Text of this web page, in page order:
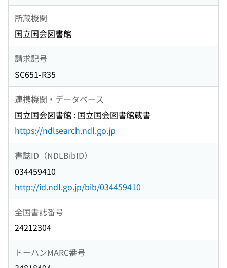
所蔵機関
国立国会図書館
請求記号
SC651-R35
連携機関・データベース
国立国会図書館 : 国立国会図書館蔵書
https://ndlsearch.ndl.go.jp
書誌ID（NDLBibID）
034459410
http://id.ndl.go.jp/bib/034459410
全国書誌番号
24212304
トーハンMARC番号